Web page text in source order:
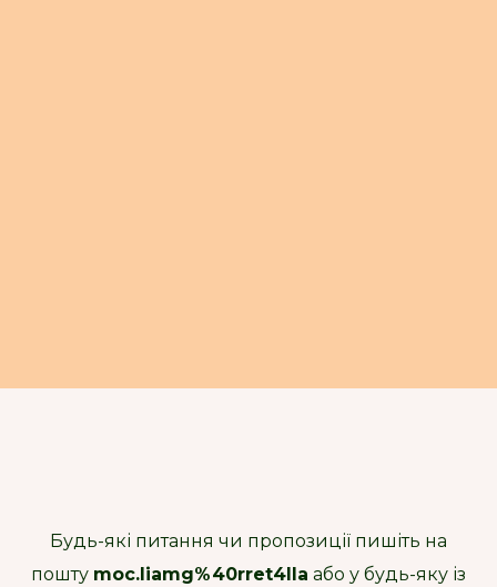
Будь-які питання чи пропозиції пишіть на
пошту moc.liamg%40rret4lla або у будь-яку із